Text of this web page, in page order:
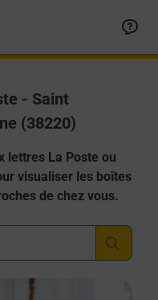
- Saint
(38220)
lettres La Poste ou
visualiser les boîtes
de chez vous.